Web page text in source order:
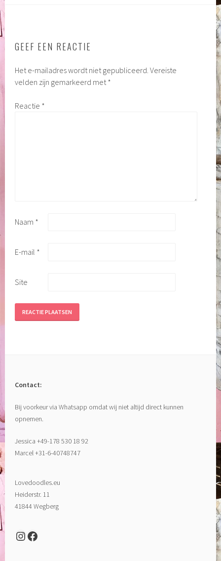
GEEF EEN REACTIE
Het e-mailadres wordt niet gepubliceerd. Vereiste
velden zijn gemarkeerd met*
Reactie *
Naam *
E-mail *
Site
Contact:
Bij voorkeur via Whatsapp omdat wij niet altijd direct kunnen
opnemen.
Jessica +49-178 530 18 92
Marcel +31-6-40748747
Lovedoodles.eu
Heiderstr. 11
41844 Wegberg
Instagram
Facebook